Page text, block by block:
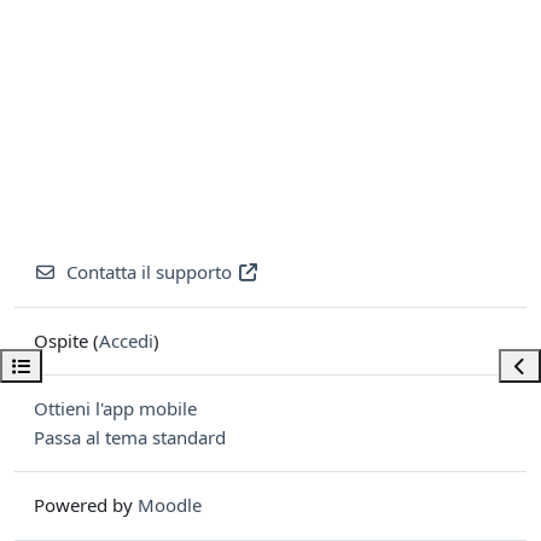
Apri indice del corso
Contatta il supporto
Ospite (Accedi)
Ottieni l'app mobile
Passa al tema standard
Powered by Moodle